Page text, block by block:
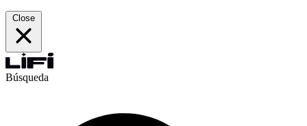
Close
Búsqueda